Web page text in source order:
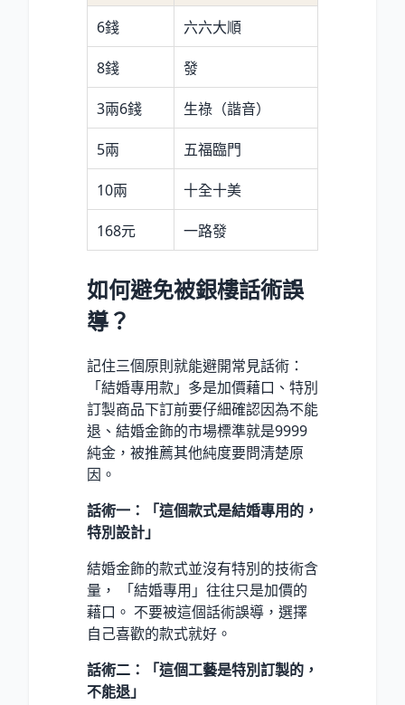
6錢 六六大順
8錢 發
3兩6錢 生祿（諧音）
5兩 五福臨門
10兩 十全十美
168元 一路發
如何避免被銀樓話術誤
導？
記住三個原則就能避開常見話術：
「結婚專用款」多是加價藉口、特別
訂製商品下訂前要仔細確認因為不能
退、結婚金飾的市場標準就是9999
純金，被推薦其他純度要問清楚原
因。
話術一：「這個款式是結婚專用的，
特別設計」
結婚金飾的款式並沒有特別的技術含
量， 「結婚專用」往往只是加價的
藉口。 不要被這個話術誤導，選擇
自己喜歡的款式就好。
話術二：「這個工藝是特別訂製的，
不能退」